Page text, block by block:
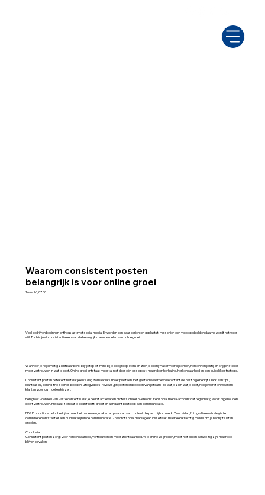
Waarom consistent posten
belangrijk is voor online groei
16-6-26, 07:00
Veel bedrijven beginnen enthousiast met social media. Er worden een paar berichten geplaatst, misschien een video gedeeld en daarna wordt het weer
stil. Toch is juist consistentie één van de belangrijkste onderdelen van online groei.
Wanneer je regelmatig zichtbaar bent, blijf je top-of-mind bij je doelgroep. Mensen zien je bedrijf vaker voorbij komen, herkennen je stijl en krijgen steeds
meer vertrouwen in wat je doet. Online groei ontstaat meestal niet door één losse post, maar door herhaling, herkenbaarheid en een duidelijke strategie.
Consistent posten betekent niet dat je elke dag zomaar iets moet plaatsen. Het gaat om waardevolle content die past bij je bedrijf. Denk aan tips,
klantcases, behind-the-scenes beelden, uitlegvideo’s, reviews, projecten en beelden van je team. Zo laat je zien wat je doet, hoe je werkt en waarom
klanten voor jou moeten kiezen.
Een groot voordeel van vaste content is dat je bedrijf actiever en professioneler overkomt. Een social media-account dat regelmatig wordt bijgehouden,
geeft vertrouwen. Het laat zien dat je bedrijf leeft, groeit en aandacht besteedt aan communicatie.
BDR Productions helpt bedrijven met het bedenken, maken en plaatsen van content die past bij hun merk. Door video, fotografie en strategie te
combineren ontstaat er een duidelijke lijn in de communicatie. Zo wordt social media geen losse taak, maar een krachtig middel om je bedrijf te laten
groeien.
Conclusie:
Consistent posten zorgt voor herkenbaarheid, vertrouwen en meer zichtbaarheid. Wie online wil groeien, moet niet alleen aanwezig zijn, maar ook
blijven opvallen.